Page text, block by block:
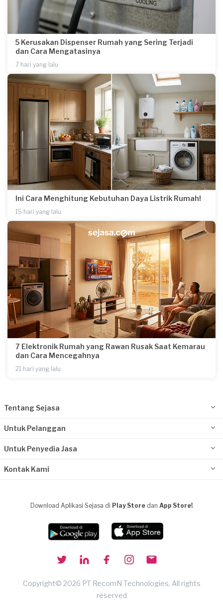
5 Kerusakan Dispenser Rumah yang Sering Terjadi
dan Cara Mengatasinya
7 hari yang lalu
Ini Cara Menghitung Kebutuhan Daya Listrik Rumah!
15 hari yang lalu
7 Elektronik Rumah yang Rawan Rusak Saat Kemarau
dan Cara Mencegahnya
21 hari yang lalu
Tentang Sejasa
Untuk Pelanggan
Untuk Penyedia Jasa
Kontak Kami
Download Aplikasi Sejasa di Play Store dan App Store!
Copyright© 2026 PT RecomN Technologies, All rights
reserved